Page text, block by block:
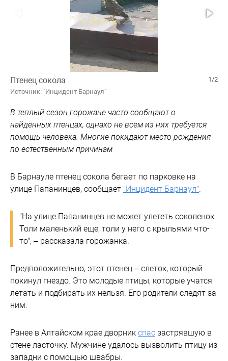
1/2
Птенец сокола
Источник: "Инцидент Барнаул"
В теплый сезон горожане часто сообщают о
найденных птенцах, однако не всем из них требуется
помощь человека. Многие покидают место рождения
по естественным причинам
В Барнауле птенец сокола бегает по парковке на
улице Папанинцев, сообщает "Инцидент Барнаул"
"На улице Папанинцев не может улететь соколенок.
Толи маленький еще, толи у него с крыльями что-
то", – рассказала горожанка.
Предположительно, этот птенец – слеток, который
покинул гнездо. Это молодые птицы, которые учатся
летать и подбирать их нельзя. Его родители следят за
ним.
Ранее в Алтайском крае дворник спас застрявшую в
стене ласточку. Мужчине удалось вызволить птицу из
западни с помощью швабры.